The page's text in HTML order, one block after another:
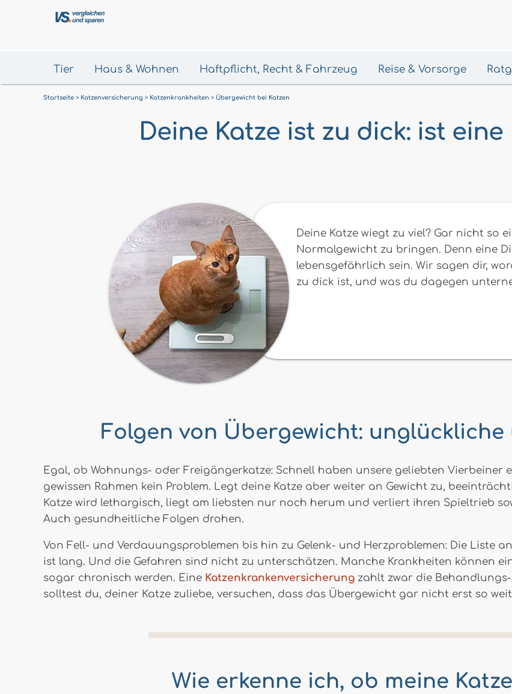
Tier Haus & Wohnen Haftpflicht, Recht & Fahrzeug Reise & Vorsorge
Startseite Katzenversicherung Katzenkrankheiten Übergewicht bei Katzen
Deine Katze ist zu dick: ist
Deine Katze wiegt zu viel? Gar nicht so
Normalgewicht zu bringen. Denn eine
lebensgefährlich sein. Wir sagen dir,
zu dick ist, und was du dagegen
Folgen von Übergewicht: unglückliche
Egal, ob Wohnungs- oder Freigängerkatze: Schnell haben unsere geliebten Vierbeiner
gewissen Rahmen kein Problem. Legt deine Katze aber weiter an Gewicht zu,
Katze wird lethargisch, liegt am liebsten nur noch herum und verliert ihren Spieltrieb
Auch gesundheitliche Folgen drohen.
Von Fell- und Verdauungsproblemen bis hin zu Gelenk- und Herzproblemen: Die Liste
ist lang. Und die Gefahren sind nicht zu unterschätzen. Manche Krankheiten können
sogar chronisch werden. Eine Katzenkrankenversicherung zahlt zwar die
solltest du, deiner Katze zuliebe, versuchen, dass das Übergewicht gar nicht erst so
Wie erkenne ich, ob meine